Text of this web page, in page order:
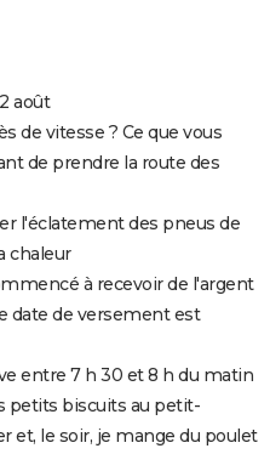
août
de vitesse ? Ce que vous
de prendre la route des
l'éclatement des pneus de
chaleur
à recevoir de l'argent
date de versement est
entre 7 h 30 et 8 h du matin
petits biscuits au petit-
et, le soir, je mange du poulet